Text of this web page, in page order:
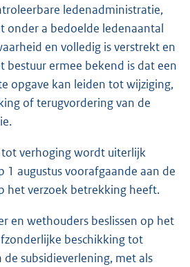
ledenadministratie,
onder a bedoelde ledenaantal
en volledig is verstrekt en
bestuur ermee bekend is dat een
opgave kan leiden tot wijziging,
of terugvordering van de
tot verhoging wordt uiterlijk
1 augustus voorafgaande aan de
het verzoek betrekking heeft.
en wethouders beslissen op het
beschikking tot
de subsidieverlening, met als